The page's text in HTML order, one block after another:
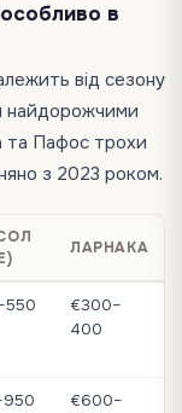
в
від сезону
найдорожчими
та Пафос трохи
з 2023 роком.
ЛАРНАКА
€300–
400
€600–